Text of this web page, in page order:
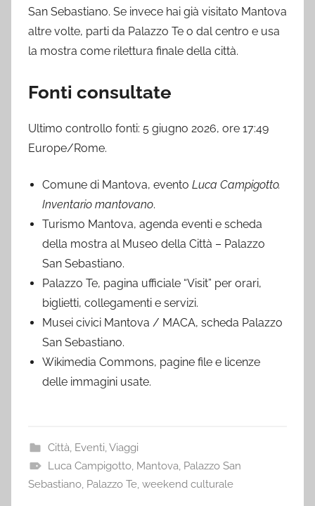
San Sebastiano. Se invece hai già visitato Mantova
altre volte, parti da Palazzo Te o dal centro e usa
la mostra come rilettura finale della città.
Fonti consultate
Ultimo controllo fonti: 5 giugno 2026, ore 17:49
Europe/Rome.
Comune di Mantova, evento Luca Campigotto.
Inventario mantovano.
Turismo Mantova, agenda eventi e scheda
della mostra al Museo della Città – Palazzo
San Sebastiano.
Palazzo Te, pagina ufficiale “Visit” per orari,
biglietti, collegamenti e servizi.
Musei civici Mantova / MACA, scheda Palazzo
San Sebastiano.
Wikimedia Commons, pagine file e licenze
delle immagini usate.
Città, Eventi,Viaggi
Luca Campigotto, Mantova, Palazzo San
Sebastiano, Palazzo Te, weekend culturale